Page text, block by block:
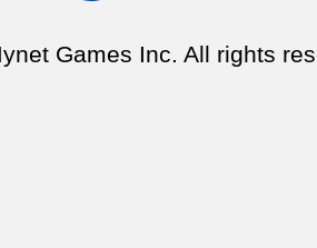
Games Inc. All rights